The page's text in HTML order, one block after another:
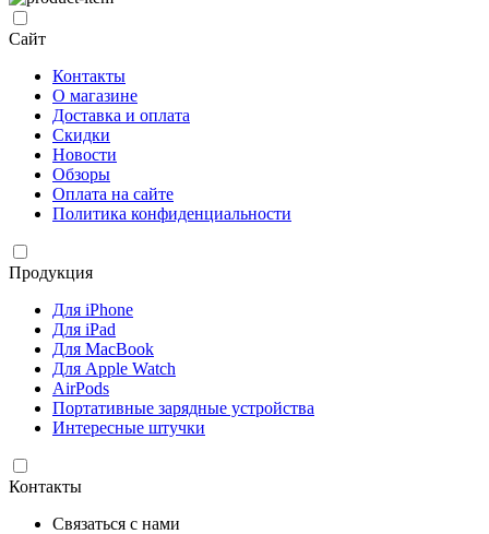
Сайт
Контакты
О магазине
Доставка и оплата
Скидки
Новости
Обзоры
Оплата на сайте
Политика конфиденциальности
Продукция
Для iPhone
Для iPad
Для MacBook
Для Apple Watch
AirPods
Портативные зарядные устройства
Интересные штучки
Контакты
Связаться с нами